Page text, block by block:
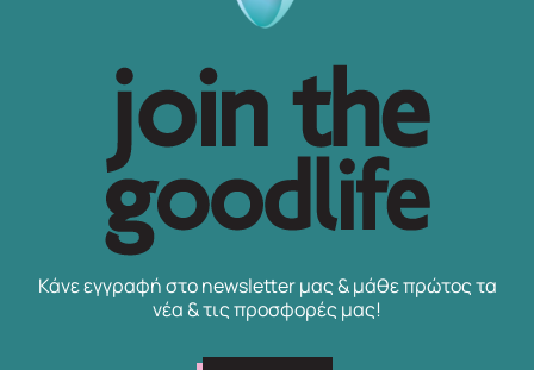
Κάνε εγγραφή στο newsletter μας & μάθε πρώτος τα
νέα & τις προσφορές μας!